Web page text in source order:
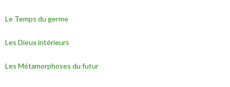
Le Temps du germe
Les Dieux intérieurs
Les Métamorphoses du futur